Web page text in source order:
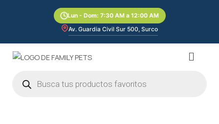
Lun - Dom: 7:30 AM a 12:00 AM
Av. Guardia Civil Sur 500, Surco
Menú
productos